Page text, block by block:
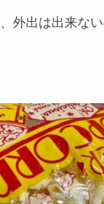
外出は出来ない